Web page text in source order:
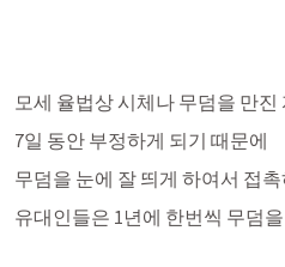
모세 율법상 시체나 무덤을 만진
7일 동안 부정하게 되기 때문에
무덤을 눈에 잘 띄게 하여서 접
유대인들은 1년에 한번씩 무덤